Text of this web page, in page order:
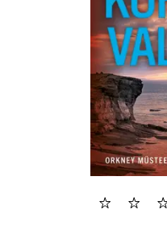
Eesti
Geograafia